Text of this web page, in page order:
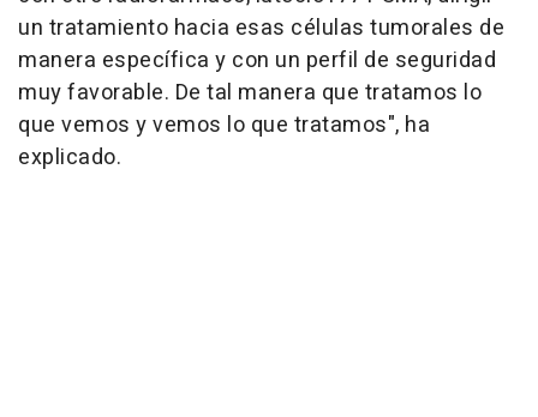
un tratamiento hacia esas células tumorales de
manera específica y con un perfil de seguridad
muy favorable. De tal manera que tratamos lo
que vemos y vemos lo que tratamos", ha
explicado.